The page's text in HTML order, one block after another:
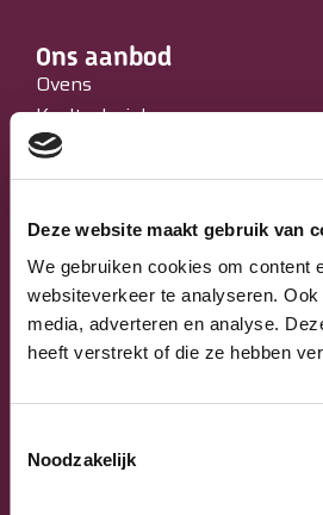
Deze website maakt gebruik van
We gebruiken cookies om content
websiteverkeer te analyseren.
media, adverteren en analyse.
heeft verstrekt of die ze hebben
Noodzakelijk
Ons aanbod
Ovens
Koeltechniek
Bakkerijmachines
IJssalons
Occasions
Service & Onderhoud
Algemeen
Algemene verkoop-, leverings-